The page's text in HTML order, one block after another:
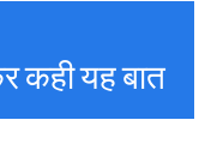
कही यह बात